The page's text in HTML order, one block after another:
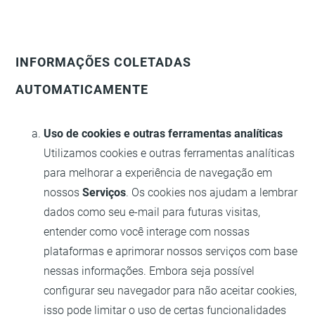
INFORMAÇÕES COLETADAS
AUTOMATICAMENTE
Uso de cookies e outras ferramentas analíticas
Utilizamos cookies e outras ferramentas analíticas
para melhorar a experiência de navegação em
nossosServiços. Os cookies nos ajudam a lembrar
dados como seu e-mail para futuras visitas,
entender como você interage com nossas
plataformas e aprimorar nossos serviços com base
nessas informações. Embora seja possível
configurar seu navegador para não aceitar cookies,
isso pode limitar o uso de certas funcionalidades